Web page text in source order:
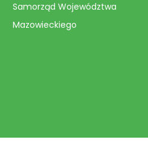
Samorząd Województwa
Mazowieckiego